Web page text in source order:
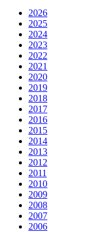
2026
2025
2024
2023
2022
2021
2020
2019
2018
2017
2016
2015
2014
2013
2012
2011
2010
2009
2008
2007
2006